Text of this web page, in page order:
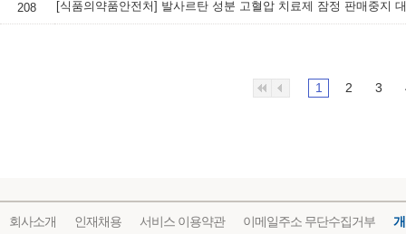
208
1 2 3
회사소개 인재채용 서비스 이용약관 이메일주소 무단수집거부